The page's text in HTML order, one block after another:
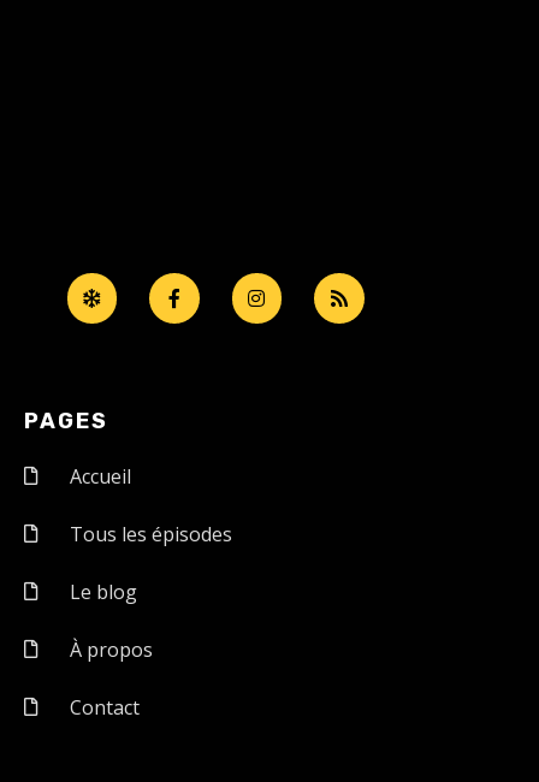
PAGES
Accueil
Tous les épisodes
Le blog
À propos
Contact